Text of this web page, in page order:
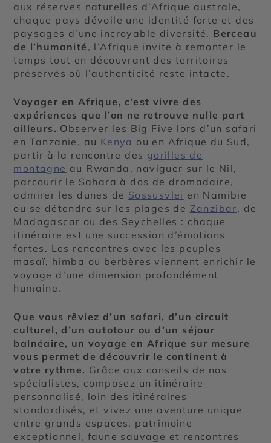
aux réserves naturelles d’Afrique australe,
chaque pays dévoile une identité forte et des
paysages d’une incroyable diversité. Berceau
de l’humanité , l’Afrique invite à remonter le
temps tout en découvrant des territoires
préservés où l’authenticité reste intacte.
Voyager en Afrique, c’est vivre des
expériences que l’on ne retrouve nulle part
ailleurs. Observer les Big Five lors d’un safari
en Tanzanie, au Kenya ou en Afrique du Sud,
partir à la rencontre des gorilles de
montagne au Rwanda, naviguer sur le Nil,
parcourir le Sahara à dos de dromadaire,
admirer les dunes de Sossusvlei en Namibie
ou se détendre sur les plages de Zanzibar, de
Madagascar ou des Seychelles : chaque
itinéraire est une succession d’émotions
fortes. Les rencontres avec les peuples
masaï, himba ou berbères viennent enrichir le
voyage d’une dimension profondément
humaine.
Que vous rêviez d’un safari, d’un circuit
culturel, d’un autotour ou d’un séjour
balnéaire, un voyage en Afrique sur mesure
vous permet de découvrir le continent à
votre rythme. Grâce aux conseils de nos
spécialistes, composez un itinéraire
personnalisé, loin des itinéraires
standardisés, et vivez une aventure unique
entre grands espaces, patrimoine
exceptionnel, faune sauvage et rencontres